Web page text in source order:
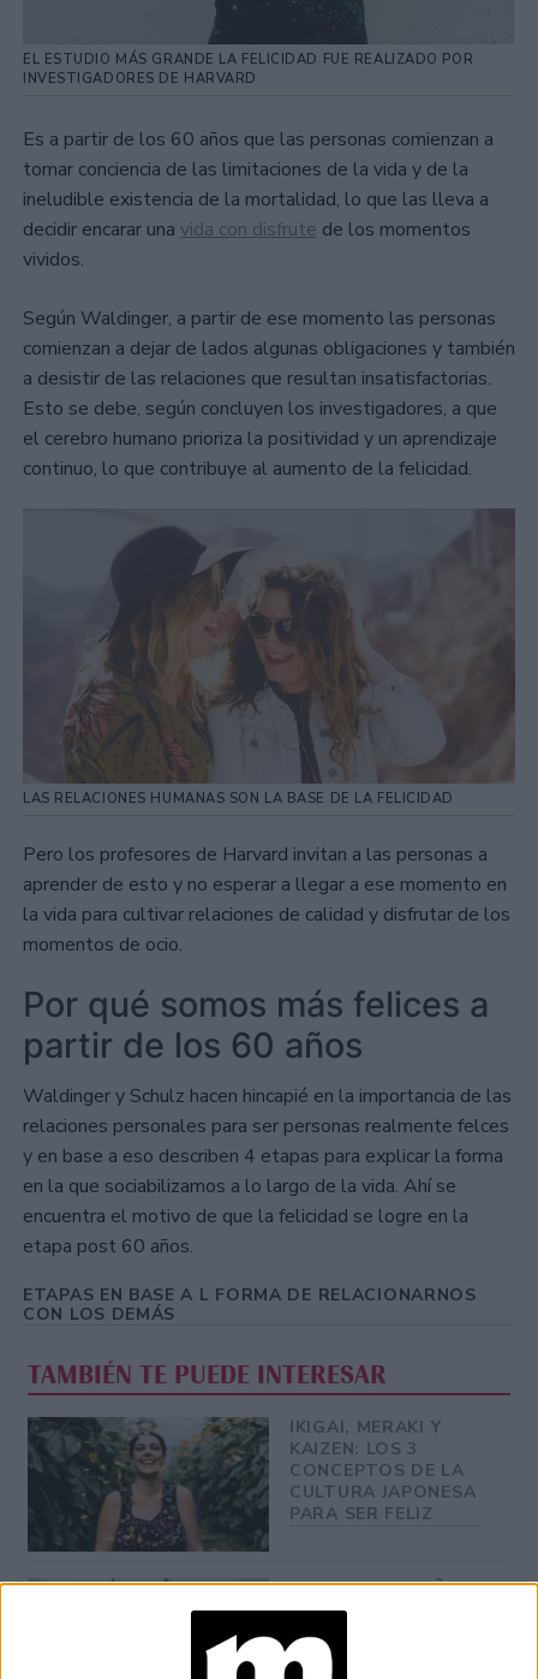
EL ESTUDIO MÁS GRANDE LA FELICIDAD FUE REALIZADO POR
INVESTIGADORES DE HARVARD
Es a partir de los 60 años que las personas comienzan a
tomar conciencia de las limitaciones de la vida y de la
ineludible existencia de la mortalidad, lo que las lleva a
decidir encarar una vida con disfrute de los momentos
vividos.
Según Waldinger, a partir de ese momento las personas
comienzan a dejar de lados algunas obligaciones y también
a desistir de las relaciones que resultan insatisfactorias.
Esto se debe, según concluyen los investigadores, a que
el cerebro humano prioriza la positividad y un aprendizaje
continuo, lo que contribuye al aumento de la felicidad.
LAS RELACIONES HUMANAS SON LA BASE DE LA FELICIDAD
Pero los profesores de Harvard invitan a las personas a
aprender de esto y no esperar a llegar a ese momento en
la vida para cultivar relaciones de calidad y disfrutar de los
momentos de ocio.
Por qué somos más felices a
partir de los 60 años
Waldinger y Schulz hacen hincapié en la importancia de las
relaciones personales para ser personas realmente felces
y en base a eso describen 4 etapas para explicar la forma
en la que sociabilizamos a lo largo de la vida. Ahí se
encuentra el motivo de que la felicidad se logre en la
etapa post 60 años.
ETAPAS EN BASE A L FORMA DE RELACIONARNOS
CON LOS DEMÁS
TAMBIÉN TE PUEDE INTERESAR
IKIGAI, MERAKI Y
KAIZEN: LOS 3
CONCEPTOS DE LA
CULTURA JAPONESA
PARA SER FELIZ
EL RITUAL DE AÑO
NUEVO 2026 PARA
ATRAER LA
FORTUNA, EL